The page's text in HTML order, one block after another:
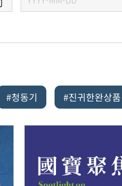
#청동기 #진귀한완상품